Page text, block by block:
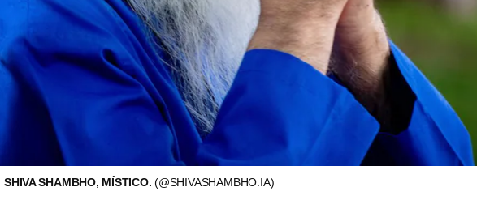
SHIVA SHAMBHO, MÍSTICO. (@SHIVASHAMBHO.IA)